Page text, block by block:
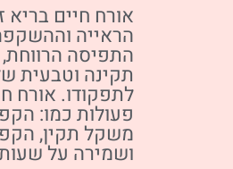
אורח חיים בריא
הראייה
התפיסה
תקינה וטבעית
לתפקודו. אורח
פעולות כמו:
משקל תקין,
ושמירה על